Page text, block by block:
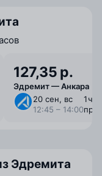
127,35 р.
Эдремит — Анкара
20 сен, вс
12:45 – 14:00
1 ⁠ч
Эдремита